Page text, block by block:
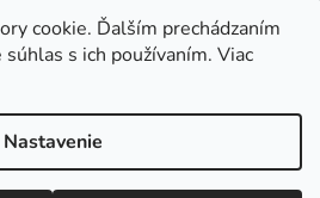
cookie. Ďalším prechádzaním
s ich používaním. Viac
Nastavenie